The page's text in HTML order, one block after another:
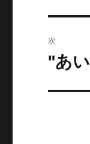
ゲ
投
稿:
次
次
投
"あ